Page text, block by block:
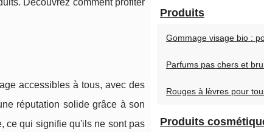
Découvrez comment profiter
accessibles à tous, avec des
réputation solide grâce à son
ce qui signifie qu'ils ne sont pas
Produits
Gommage visage bio :
Parfums pas chers et
Rouges à lèvres pour
Produits